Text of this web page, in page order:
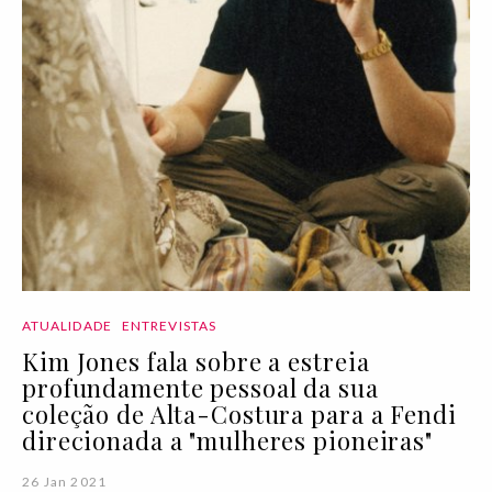
ATUALIDADE ENTREVISTAS
Kim Jones fala sobre a estreia
profundamente pessoal da sua
coleção de Alta-Costura para a Fendi
direcionada a "mulheres pioneiras"
26 Jan 2021